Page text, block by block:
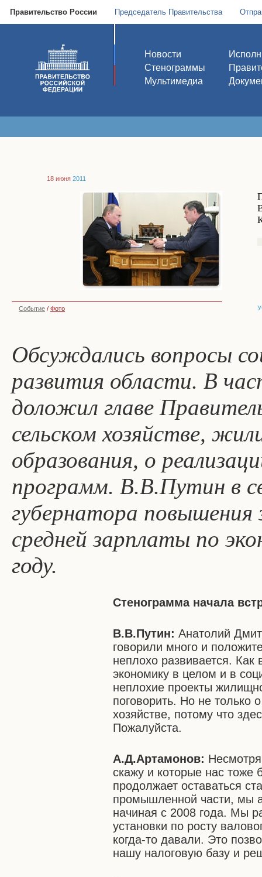
Правительство России Председатель Правительства
Новости
Стенограммы
Мультимедиа
18 июня 2011
Событие / Фото
Обсуждались вопросы
развития области. В
доложил главе
сельском хозяйстве,
образования, о
программ. В.В.Путин в
губернатора повышения
средней зарплаты по
году.
Стенограмма начала
В.В.Путин: Анатолий
говорили много и
неплохо развивается.
экономику в целом и в
неплохие проекты
поговорить. Но не только
хозяйстве, потому что
Пожалуйста.
А.Д.Артамонов:
скажу и которые нас тоже
продолжает оставаться
промышленной части, мы
начиная с 2008 года. Мы
установки по росту
когда-то давали. Это
нашу налоговую базу и